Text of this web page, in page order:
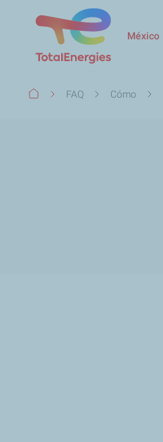
México
Ruta
FAQ Cómo